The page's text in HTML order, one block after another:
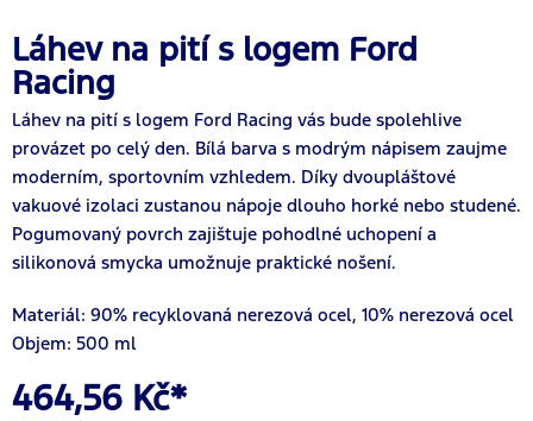
Láhev na pití s logem Ford
Racing
Láhev na pití s logem Ford Racing vás bude spolehlive
provázet po celý den. Bílá barva s modrým nápisem zaujme
moderním, sportovním vzhledem. Díky dvoupláštové
vakuové izolaci zustanou nápoje dlouho horké nebo studené.
Pogumovaný povrch zajištuje pohodlné uchopení a
silikonová smycka umožnuje praktické nošení.
Materiál: 90% recyklovaná nerezová ocel, 10% nerezová ocel
Objem: 500 ml
464,56 Kč*